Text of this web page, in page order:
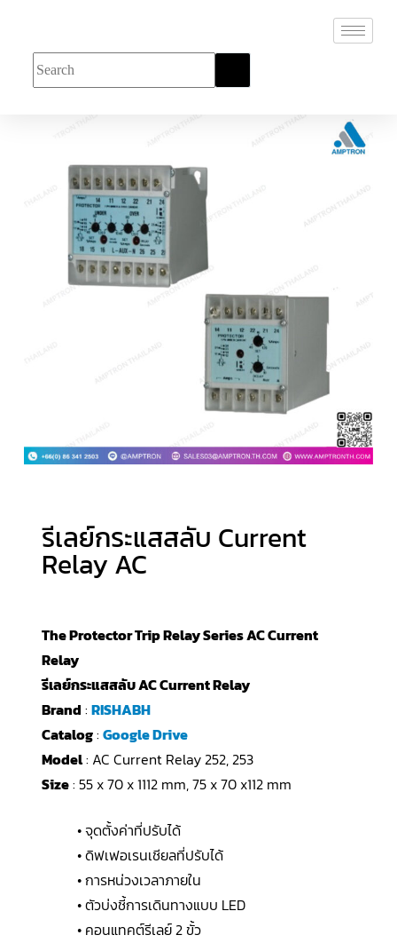
รีเลย์กระแสสลับ Current
Relay AC
The Protector Trip Relay Series AC Current
Relay
รีเลย์กระแสสลับ AC Current Relay
Brand : RISHABH
Catalog: Google Drive
Model: AC Current Relay 252, 253
Size: 55 x 70 x 1112 mm, 75 x 70 x112 mm
• จุดตั้งค่าที่ปรับได้
• ดิฟเฟอเรนเชียลที่ปรับได้
• การหน่วงเวลาภายใน
• ตัวบ่งชี้การเดินทางแบบ LED
• คอนแทคต์รีเลย์ 2 ขั้ว